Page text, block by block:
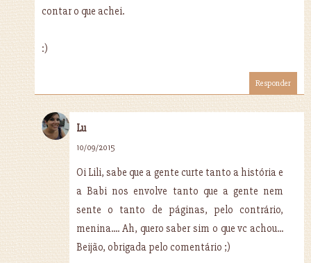
contar o que achei.
:)
Responder
Lu
10/09/2015
Oi Lili, sabe que a gente curte tanto a história e
a Babi nos envolve tanto que a gente nem
sente o tanto de páginas, pelo contrário,
menina.... Ah, quero saber sim o que vc achou...
Beijão, obrigada pelo comentário ;)